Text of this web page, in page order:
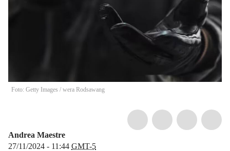
Foto: Getty Images / wera Rodsawang
Andrea Maestre
27/11/2024 - 11:44 GMT-5